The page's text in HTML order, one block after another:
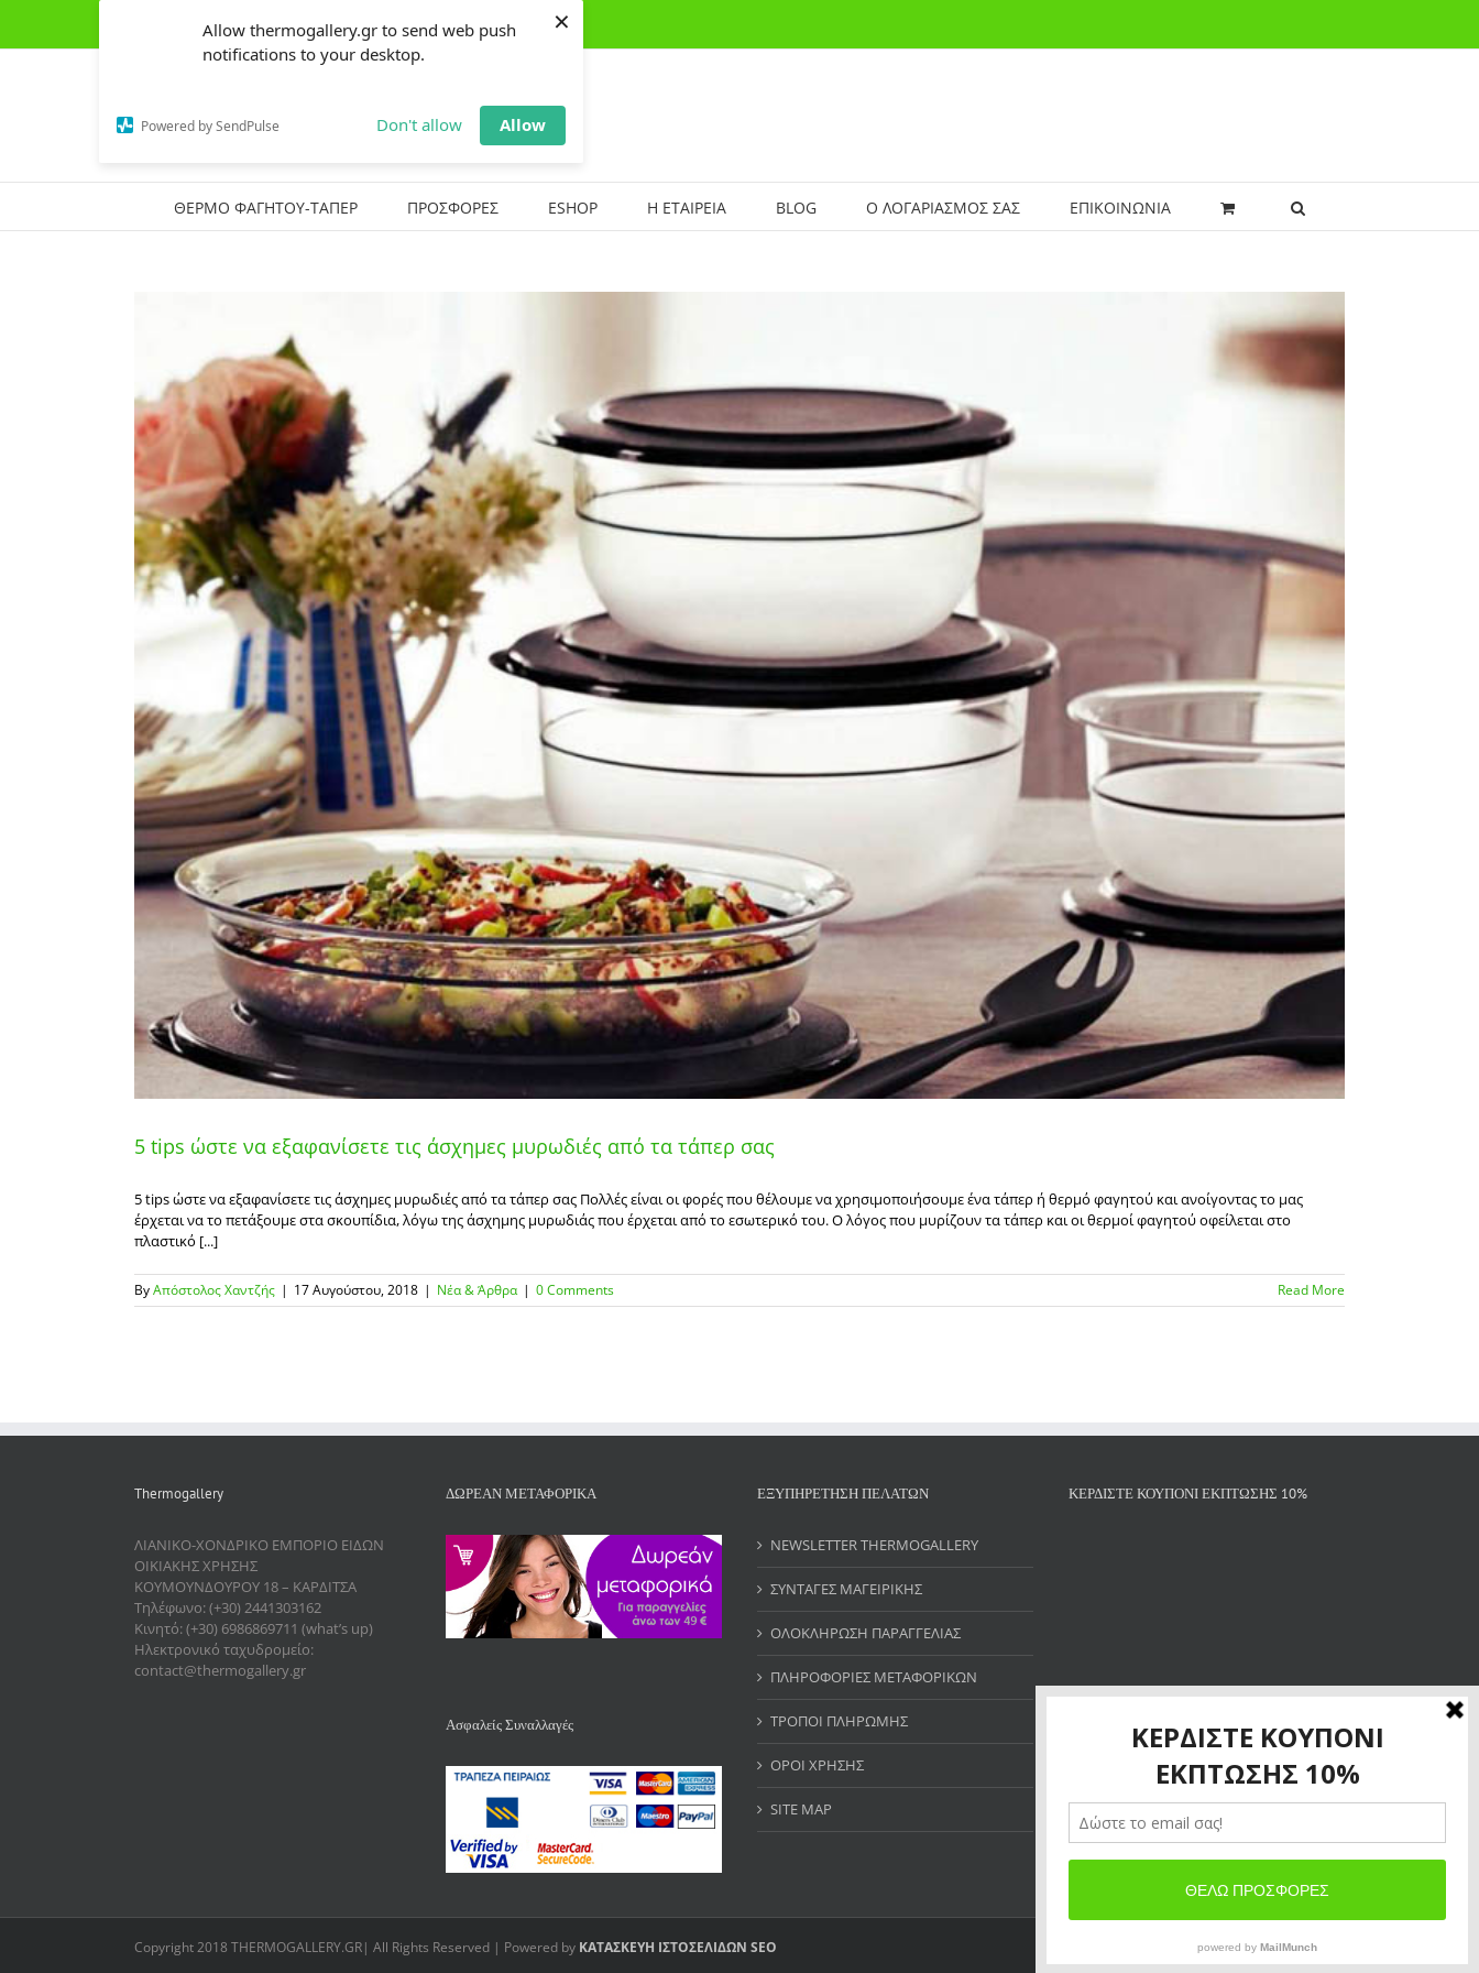
Allow thermogallery.gr to send web push
notifications to your desktop.
Powered by SendPulse Don't allow Allow
×
content
(+30) 2441303162 | thermogallery@gmail.com
ΘΕΡΜΟ ΦΑΓΗΤΟΥ-ΤΑΠΕΡ ΠΡΟΣΦΟΡΕΣ ESHOP Η ΕΤΑΙΡΕΙΑ BLOG Ο ΛΟΓΑΡΙΑΣΜΟΣ ΣΑΣ ΕΠΙΚΟΙΝΩΝΙΑ
5 tips ώστε να εξαφανίσετε τις άσχημες μυρωδιές από τα τάπερ σας
5 tips ώστε να εξαφανίσετε τις άσχημες μυρωδιές από τα τάπερ σας Πολλές είναι οι φορές που θέλουμε να χρησιμοποιήσουμε ένα τάπερ ή θερμό φαγητού και ανοίγοντας το μας
έρχεται να το πετάξουμε στα σκουπίδια, λόγω της άσχημης μυρωδιάς που έρχεται από το εσωτερικό του. Ο λόγος που μυρίζουν τα τάπερ και οι θερμοί φαγητού οφείλεται στο
πλαστικό [...]
ByΑπόστολος Χαντζής | 17 Αυγούστου, 2018 | Νέα & Άρθρα | 0 Comments Read More
Thermogallery
ΛΙΑΝΙΚΟ-ΧΟΝΔΡΙΚΟ ΕΜΠΟΡΙΟ ΕΙΔΩΝ
ΟΙΚΙΑΚΗΣ ΧΡΗΣΗΣ
ΚΟΥΜΟΥΝΔΟΥΡΟΥ 18 – ΚΑΡΔΙΤΣΑ
Τηλέφωνο: (+30) 2441303162
Κινητό: (+30) 6986869711 (what’s up)
Ηλεκτρονικό ταχυδρομείο:
contact@thermogallery.gr
ΔΩΡΕΑΝ ΜΕΤΑΦΟΡΙΚΑ
Ασφαλείς Συναλλαγές
ΕΞΥΠΗΡΕΤΗΣΗ ΠΕΛΑΤΩΝ
NEWSLETTER THERMOGALLERY
ΣΥΝΤΑΓΕΣ ΜΑΓΕΙΡΙΚΗΣ
ΟΛΟΚΛΗΡΩΣΗ ΠΑΡΑΓΓΕΛΙΑΣ
ΠΛΗΡΟΦΟΡΙΕΣ ΜΕΤΑΦΟΡΙΚΩΝ
ΤΡΟΠΟΙ ΠΛΗΡΩΜΗΣ
ΟΡΟΙ ΧΡΗΣΗΣ
SITE MAP
ΚΕΡΔΙΣΤΕ ΚΟΥΠΟΝΙ ΕΚΠΤΩΣΗΣ 10%
Copyright 2018 THERMOGALLERY.GR| All Rights Reserved | Powered by ΚΑΤΑΣΚΕΥΗ ΙΣΤΟΣΕΛΙΔΩΝ SEO